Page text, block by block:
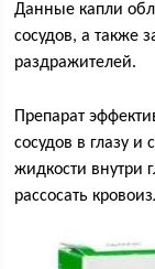
Данные капли
сосудов, а также
раздражителей.
Препарат
сосудов в глазу
жидкости внутри
рассосать